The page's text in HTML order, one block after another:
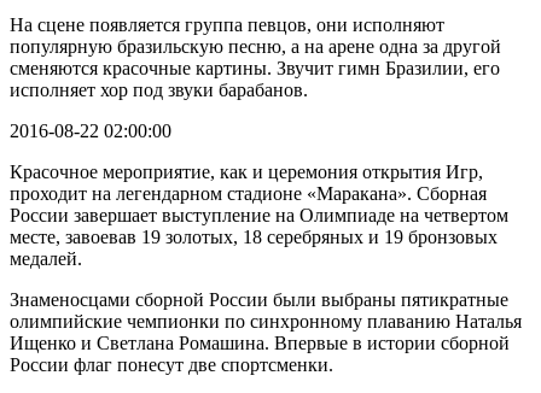
На сцене появляется группа певцов, они исполняют
популярную бразильскую песню, а на арене одна за другой
сменяются красочные картины. Звучит гимн Бразилии, его
исполняет хор под звуки барабанов.
2016-08-22 02:00:00
Красочное мероприятие, как и церемония открытия Игр,
проходит на легендарном стадионе «Маракана». Сборная
России завершает выступление на Олимпиаде на четвертом
месте, завоевав 19 золотых, 18 серебряных и 19 бронзовых
медалей.
Знаменосцами сборной России были выбраны пятикратные
олимпийские чемпионки по синхронному плаванию Наталья
Ищенко и Светлана Ромашина. Впервые в истории сборной
России флаг понесут две спортсменки.